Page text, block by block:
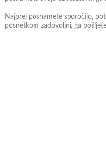
Najprej posnamete sporočilo,
posnetkom zadovoljni, ga